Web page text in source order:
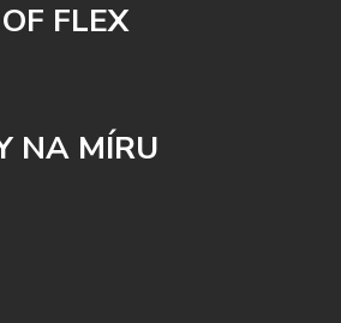
FLEX
NA MÍRU